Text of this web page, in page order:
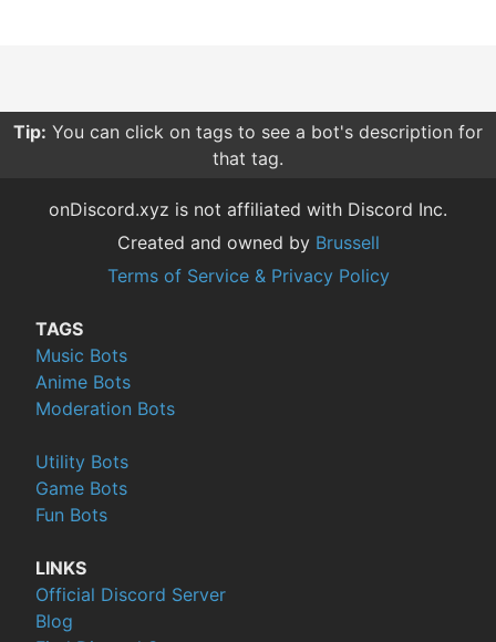
Tip: You can click on tags to see a bot's description for
that tag.
onDiscord.xyz is not affiliated with Discord Inc.
Created and owned by Brussell
Terms of Service & Privacy Policy
TAGS
Music Bots
Anime Bots
Moderation Bots
Utility Bots
Game Bots
Fun Bots
LINKS
Official Discord Server
Blog